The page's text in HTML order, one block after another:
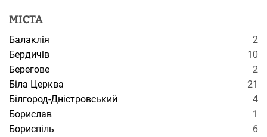
МІСТА
Балаклія
2
Бердичів
10
Берегове
2
Біла Церква
21
Білгород-Дністровський
4
Борислав
1
Бориспіль
6